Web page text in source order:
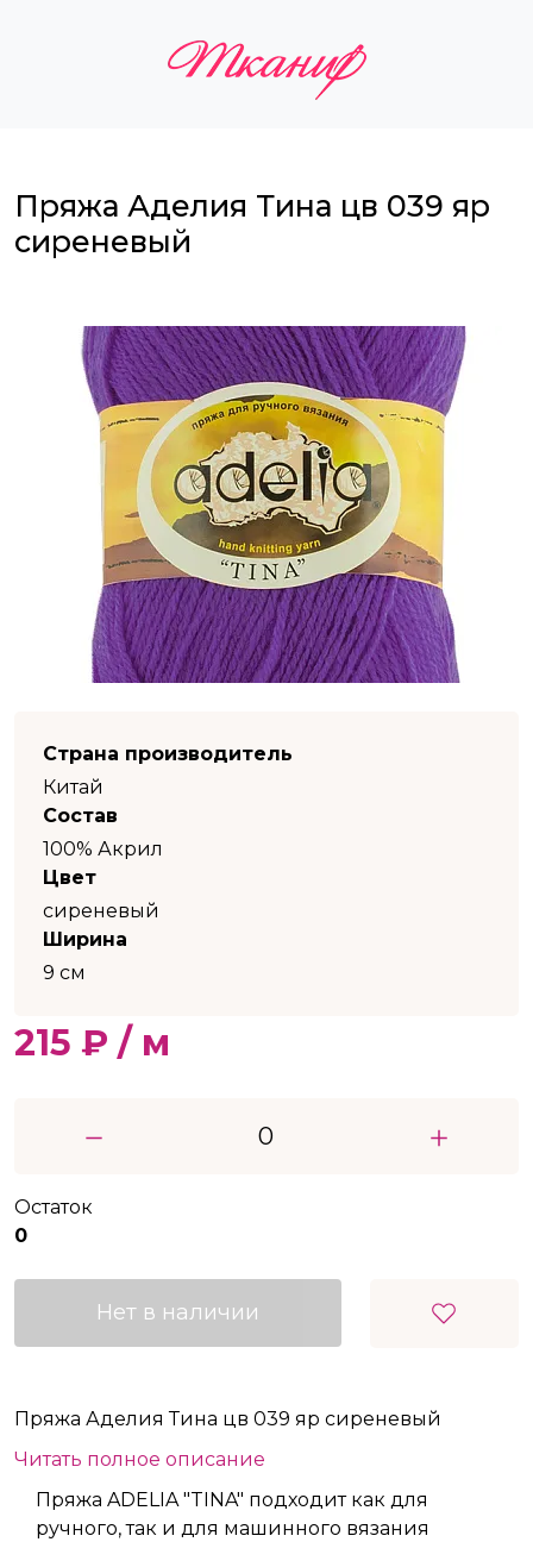
Пряжа Аделия Тина цв 039 яр
сиреневый
Страна производитель
Китай
Состав
100% Акрил
Цвет
сиреневый
Ширина
9 см
215 ₽ / м
Остаток
0
Нет в наличии
Пряжа Аделия Тина цв 039 яр сиреневый
Читать полное описание
Пряжа ADELIA "TINA" подходит как для
ручного, так и для машинного вязания